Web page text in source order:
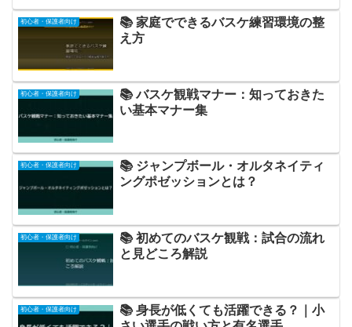
初心者・保護者向け
📚 家庭でできるバスケ練習環境の整
え方
初心者・保護者向け
📚 バスケ観戦マナー：知っておきた
い基本マナー集
初心者・保護者向け
📚 ジャンプボール・オルタネイティ
ングポゼッションとは？
初心者・保護者向け
📚 初めてのバスケ観戦：試合の流れ
と見どころ解説
初心者・保護者向け
📚 身長が低くても活躍できる？｜小